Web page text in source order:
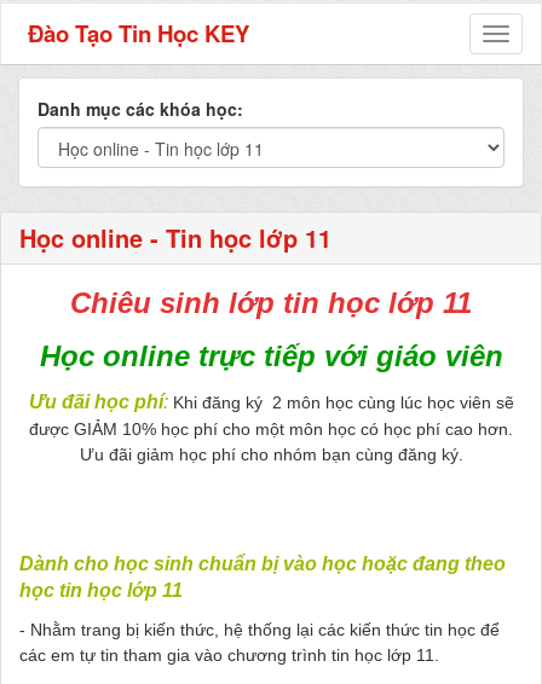
Đào Tạo Tin Học KEY
Danh mục các khóa học:
Học online - Tin học lớp 11
Chiêu sinh lớp tin học lớp 11
Học online trực tiếp với giáo viên
Ưu đãi học phí:Khi đăng ký 2 môn học cùng lúc học viên sẽ
được GIẢM 10% học phí cho một môn học có học phí cao hơn.
Ưu đãi giảm học phí cho nhóm bạn cùng đăng ký.
Dành cho học sinh chuẩn bị vào học hoặc đang theo
học tin học lớp 11
- Nhằm trang bị kiến thức, hệ thống lại các kiến thức tin học để
các em tự tin tham gia vào chương trình tin học lớp 11.